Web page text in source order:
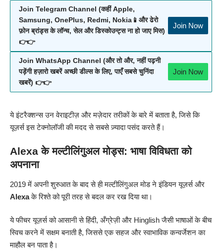
Join Telegram Channel (कहीं Apple,
Samsung, OnePlus, Redmi, Nokia📱और ढेरो
फ़ोन ब्रांड्स के लॉन्च, सेल और डिस्कोउन्ट्स ना हो जाए मिस)
👉👉
Join Now
Join WhatsApp Channel (और तो और, नहीं पढ़नी
पड़ेंगी हज़ारो खबरें अच्छी डील्स के लिए, पाएँ सबसे चुनिंदा
खबरें) 👉👉
Join Now
ये इंटरैक्शन्स उन वेराइटीज़ और मज़ेदार तरीकों के बारे में बताता है, जिसे कि
यूज़र्स इस टेक्नोलॉजी की मदद से सबसे ज़्यादा पसंद करते हैं।
Alexa के मल्टीलिंगुअल मोड्स: भाषा विविधता को
अपनाना
2019 में अपनी शुरुआत के बाद से ही मल्टीलिंगुअल मोड ने इंडियन यूज़र्स और
Alexaके रिश्ते को पूरी तरह से बदल कर रख दिया था।
ये फीचर यूज़र्स को आसानी से हिंदी, अँग्रेज़ी और Hinglish जैसी भाषाओं के बीच
स्विच करने में सक्षम बनाती है, जिससे एक सहज और स्वाभाविक कन्वर्जेशन का
माहौल बन पाता है।